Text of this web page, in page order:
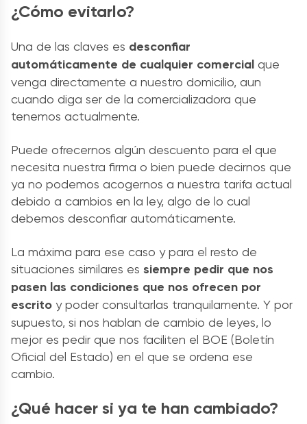
¿Cómo evitarlo?
Una de las claves es desconfiar
automáticamente de cualquier comercial que
venga directamente a nuestro domicilio, aun
cuando diga ser de la comercializadora que
tenemos actualmente.
Puede ofrecernos algún descuento para el que
necesita nuestra firma o bien puede decirnos que
ya no podemos acogernos a nuestra tarifa actual
debido a cambios en la ley, algo de lo cual
debemos desconfiar automáticamente.
La máxima para ese caso y para el resto de
situaciones similares es siempre pedir que nos
pasen las condiciones que nos ofrecen por
escrito y poder consultarlas tranquilamente. Y por
supuesto, si nos hablan de cambio de leyes, lo
mejor es pedir que nos faciliten el BOE (Boletín
Oficial del Estado) en el que se ordena ese
cambio.
¿Qué hacer si ya te han cambiado?